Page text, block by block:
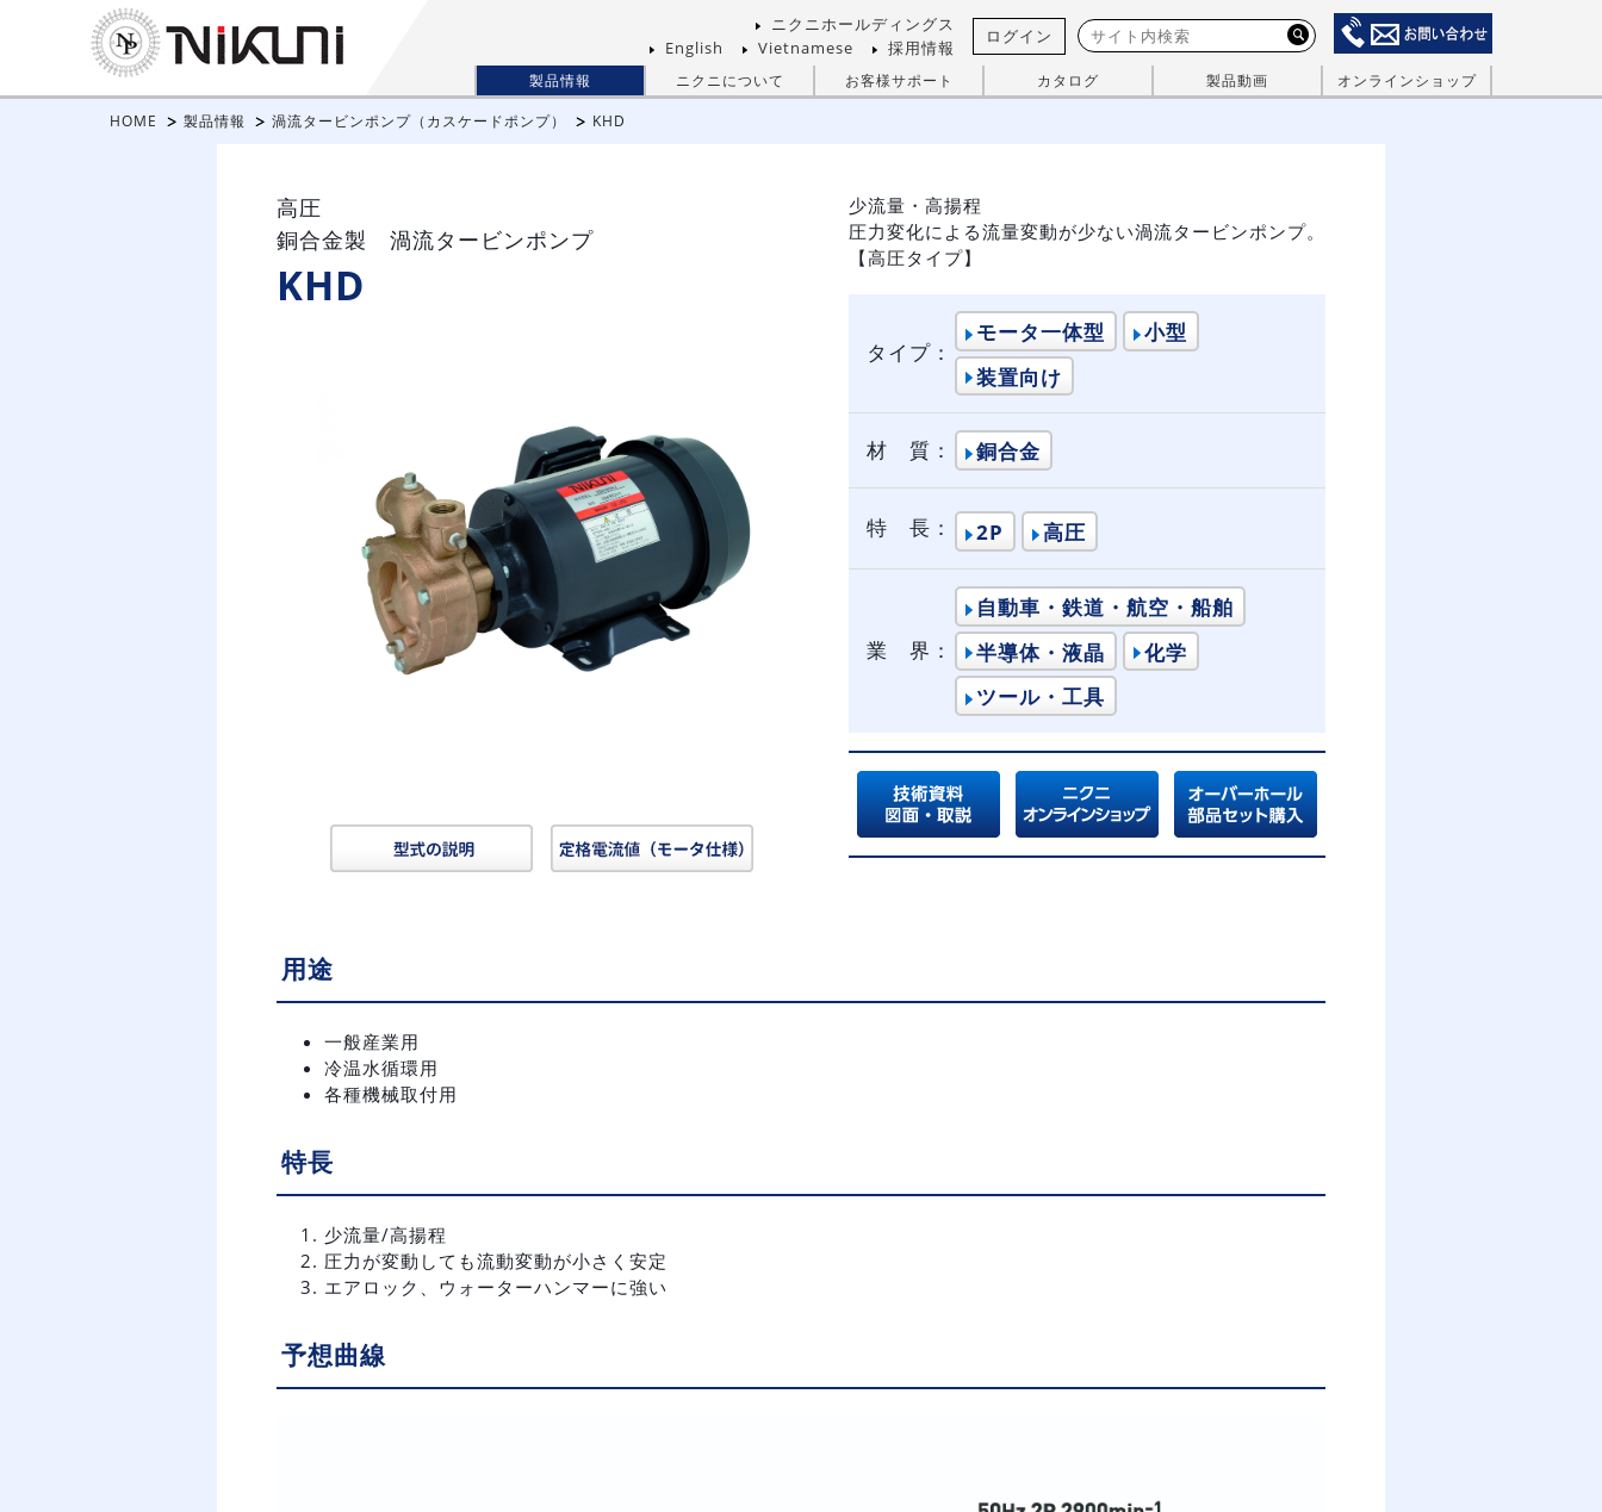
ニクニホールディングス
English
Vietnamese 採用情報
ログイン
製品情報 ニクニについて お客様サポート カタログ 製品動画 オンラインショップ
HOME 製品情報 渦流タービンポンプ（カスケードポンプ） KHD
高圧
銅合金製 渦流タービンポンプ
KHD
少流量・高揚程
圧力変化による流量変動が少ない渦流タービンポンプ。
【高圧タイプ】
タイプ：
モータ一体型
小型
装置向け
材 質： 銅合金
特 長： 2P 高圧
業 界：
自動車・鉄道・航空・船舶
半導体・液晶
化学
ツール・工具
用途
一般産業用
冷温水循環用
各種機械取付用
特長
少流量/高揚程
圧力が変動しても流動変動が小さく安定
エアロック、ウォーターハンマーに強い
予想曲線